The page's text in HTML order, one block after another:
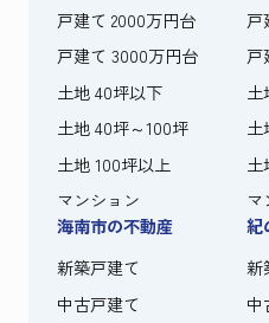
戸建て 2000万円台
戸建て 3000万円台
土地 40坪以下
土地 40坪～100坪
土地 100坪以上
マンション
戸
戸
土
マ
海南市の不動産
新築戸建て
中古戸建て
紀
新
中